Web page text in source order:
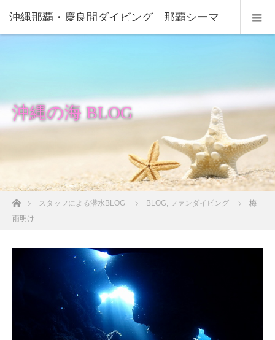
沖縄那覇・慶良間ダイビング 那覇シーマ
沖縄の海 BLOG
ホームスタッフによる潜水BLOG BLOG, ファンダイビング
梅
雨明け